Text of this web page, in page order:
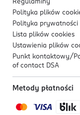
Regulaminy
Polityka plików
Polityka prywatności
Lista plików cookies
Ustawienia plików
Punkt kontaktowy/
of contact DSA
Metody płatności